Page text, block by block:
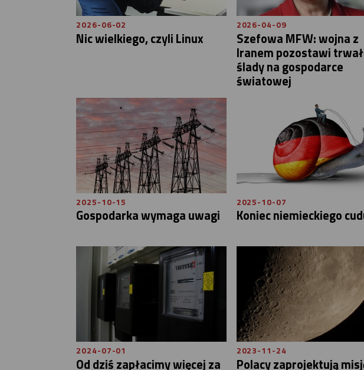
2026-06-02
Nic wielkiego, czyli Linux
2026-04-09
Szefowa MFW: wojna z
Iranem pozostawi
ślady na gospodarce
światowej
2025-10-15
Gospodarka wymaga uwagi
2025-10-07
Koniec niemieckiego
2024-07-01
Od dziś zapłacimy więcej za
2023-11-24
Polacy zaprojektują